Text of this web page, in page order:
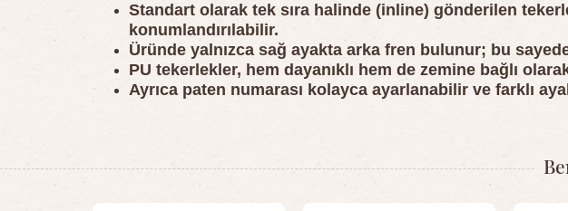
Standart olarak tek sıra halinde (inline) gönderilen
konumlandırılabilir.
Üründe yalnızca sağ ayakta arka fren bulunur; bu
PU tekerlekler, hem dayanıklı hem de zemine bağlı
Ayrıca paten numarası kolayca ayarlanabilir ve farklı